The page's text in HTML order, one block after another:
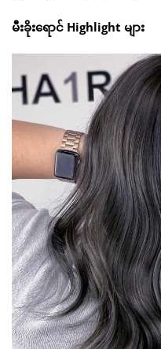
မီးခိုးရောင် Highlight များ